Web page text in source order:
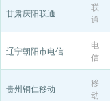
甘肃庆阳联通
联
通
辽宁朝阳市电信
电
信
贵州铜仁移动
移
动